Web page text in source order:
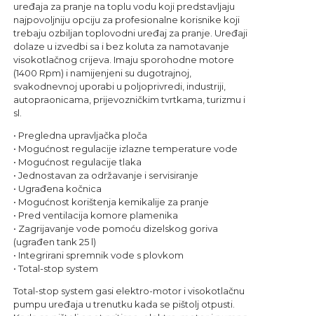
uređaja za pranje na toplu vodu koji predstavljaju
najpovoljniju opciju za profesionalne korisnike koji
trebaju ozbiljan toplovodni uređaj za pranje. Uređaji
dolaze u izvedbi sa i bez koluta za namotavanje
visokotlačnog crijeva. Imaju sporohodne motore
(1400 Rpm) i namijenjeni su dugotrajnoj,
svakodnevnoj uporabi u poljoprivredi, industriji,
autopraonicama, prijevozničkim tvrtkama, turizmu i
sl.
• Pregledna upravljačka ploča
• Mogućnost regulacije izlazne temperature vode
• Mogućnost regulacije tlaka
• Jednostavan za održavanje i servisiranje
• Ugrađena kočnica
• Mogućnost korištenja kemikalije za pranje
• Pred ventilacija komore plamenika
• Zagrijavanje vode pomoću dizelskog goriva
(ugrađen tank 25 l)
• Integrirani spremnik vode s plovkom
• Total-stop system
Total-stop system gasi elektro-motor i visokotlačnu
pumpu uređaja u trenutku kada se pištolj otpusti.